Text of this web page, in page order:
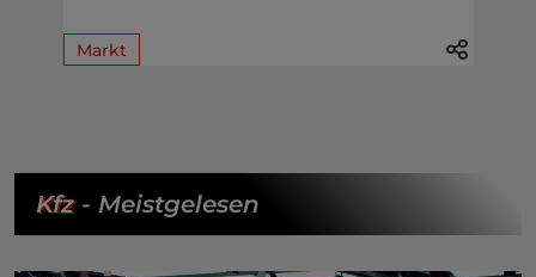
Markt
Kfz- Meistgelesen